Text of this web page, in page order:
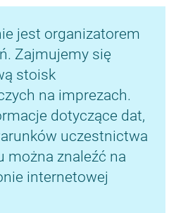
jest organizatorem
Zajmujemy się
stoisk
na imprezach.
dotyczące dat,
uczestnictwa
można znaleźć na
internetowej